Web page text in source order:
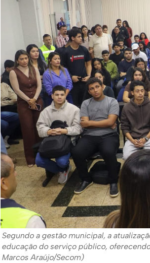
Segundo a gestão municipal, a
educação do serviço público,
Marcos Araújo/Secom)